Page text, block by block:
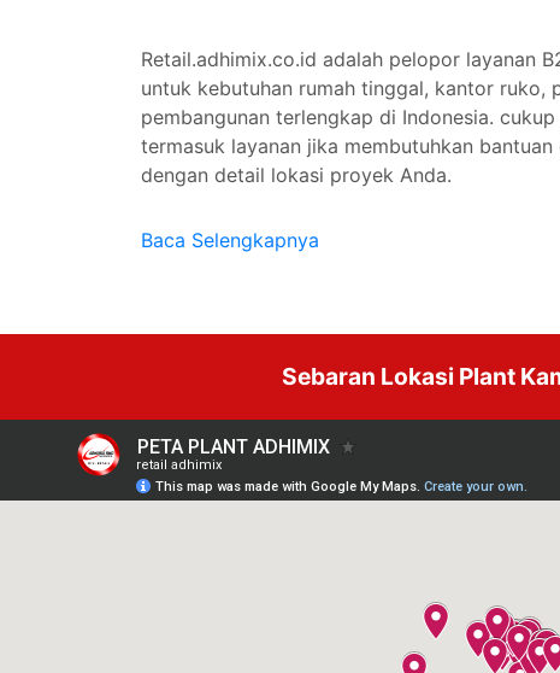
Retail.adhimix.co.id adalah pelopor layanan
untuk kebutuhan rumah tinggal, kantor ruko,
pembangunan terlengkap di Indonesia.
termasuk layanan jika membutuhkan
dengan detail lokasi proyek Anda.
Baca Selengkapnya
Sebaran Lokasi Plant